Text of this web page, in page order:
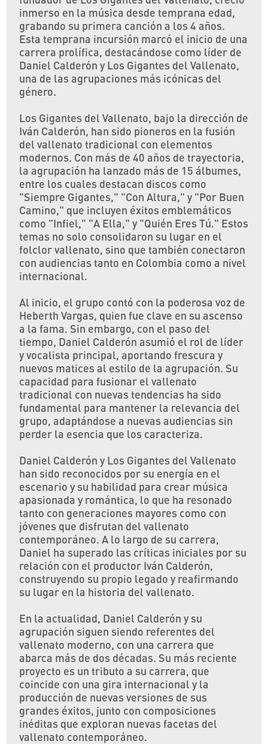
inmerso en la música desde temprana edad,
grabando su primera canción a los 4 años.
Esta temprana incursión marcó el inicio de una
carrera prolífica, destacándose como líder de
Daniel Calderón y Los Gigantes del Vallenato,
una de las agrupaciones más icónicas del
género.
Los Gigantes del Vallenato, bajo la dirección de
Iván Calderón, han sido pioneros en la fusión
del vallenato tradicional con elementos
modernos. Con más de 40 años de trayectoria,
la agrupación ha lanzado más de 15 álbumes,
entre los cuales destacan discos como
"Siempre Gigantes," "Con Altura," y "Por Buen
Camino," que incluyen éxitos emblemáticos
como "Infiel," "A Ella," y "Quién Eres Tú." Estos
temas no solo consolidaron su lugar en el
folclor vallenato, sino que también conectaron
con audiencias tanto en Colombia como a nivel
internacional.
Al inicio, el grupo contó con la poderosa voz de
Heberth Vargas, quien fue clave en su ascenso
a la fama. Sin embargo, con el paso del
tiempo, Daniel Calderón asumió el rol de líder
y vocalista principal, aportando frescura y
nuevos matices al estilo de la agrupación. Su
capacidad para fusionar el vallenato
tradicional con nuevas tendencias ha sido
fundamental para mantener la relevancia del
grupo, adaptándose a nuevas audiencias sin
perder la esencia que los caracteriza.
Daniel Calderón y Los Gigantes del Vallenato
han sido reconocidos por su energía en el
escenario y su habilidad para crear música
apasionada y romántica, lo que ha resonado
tanto con generaciones mayores como con
jóvenes que disfrutan del vallenato
contemporáneo. A lo largo de su carrera,
Daniel ha superado las críticas iniciales por su
relación con el productor Iván Calderón,
construyendo su propio legado y reafirmando
su lugar en la historia del vallenato.
En la actualidad, Daniel Calderón y su
agrupación siguen siendo referentes del
vallenato moderno, con una carrera que
abarca más de dos décadas. Su más reciente
proyecto es un tributo a su carrera, que
coincide con una gira internacional y la
producción de nuevas versiones de sus
grandes éxitos, junto con composiciones
inéditas que exploran nuevas facetas del
vallenato contemporáneo.